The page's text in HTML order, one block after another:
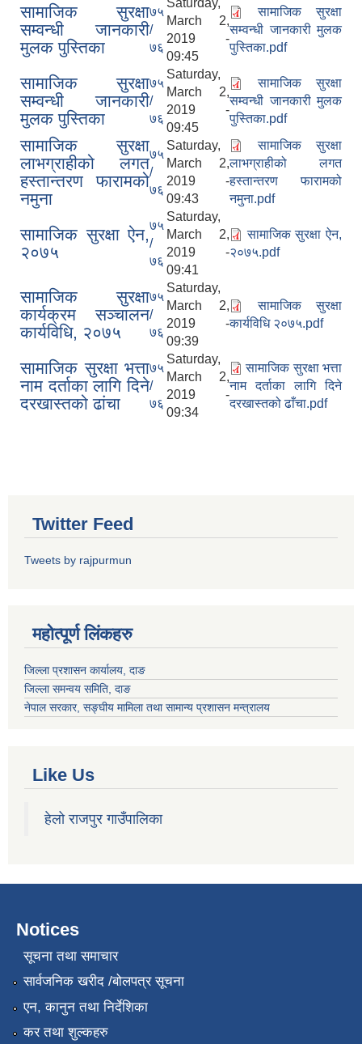
सामाजिक सुरक्षा
सम्वन्धी जानकारी
मुलक पुस्तिका
७५
/
७६
March 2,
2019 -
09:45
सामाजिक सुरक्षा
सम्वन्धी जानकारी मुलक
पुस्तिका.pdf
सामाजिक सुरक्षा
सम्वन्धी जानकारी
मुलक पुस्तिका
७५
/
७६
Saturday,
March 2,
2019 -
09:45
सामाजिक सुरक्षा
सम्वन्धी जानकारी मुलक
पुस्तिका.pdf
सामाजिक सुरक्षा
लाभग्राहीको लगत
हस्तान्तरण फारामको
नमुना
७५
/
७६
Saturday,
March 2,
2019 -
09:43
सामाजिक सुरक्षा
लाभग्राहीको लगत
हस्तान्तरण फारामको
नमुना.pdf
सामाजिक सुरक्षा ऐन,
२०७५
७५
/
७६
Saturday,
March 2,
2019 -
09:41
सामाजिक सुरक्षा ऐन,
२०७५.pdf
सामाजिक सुरक्षा
कार्यक्रम सञ्चालन
कार्यविधि, २०७५
७५
/
७६
Saturday,
March 2,
2019 -
09:39
सामाजिक सुरक्षा
कार्यविधि २०७५.pdf
सामाजिक सुरक्षा भत्ता
नाम दर्ताका लागि दिने
दरखास्तको ढांचा
७५
/
७६
Saturday,
March 2,
2019 -
09:34
सामाजिक सुरक्षा भत्ता
नाम दर्ताका लागि दिने
दरखास्तको ढाँचा.pdf
Twitter Feed
Tweets by rajpurmun
महोत्पूर्ण लिंकहरु
जिल्ला प्रशासन कार्यालय, दाङ
जिल्ला समन्वय समिति, दाङ
नेपाल सरकार, सङ्घीय मामिला तथा सामान्य प्रशासन मन्त्रालय
Like Us
हेलो राजपुर गाउँपालिका
Notices
सूचना तथा समाचार
सार्वजनिक खरीद /बोलपत्र सूचना
एन, कानुन तथा निर्देशिका
कर तथा शुल्कहरु